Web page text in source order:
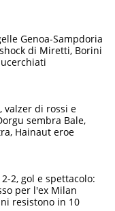
Genoa-Sampdoria
di Miretti, Borini
valzer di rossi e
sembra Bale,
Hainaut eroe
2, gol e spettacolo:
per l'ex Milan
resistono in 10